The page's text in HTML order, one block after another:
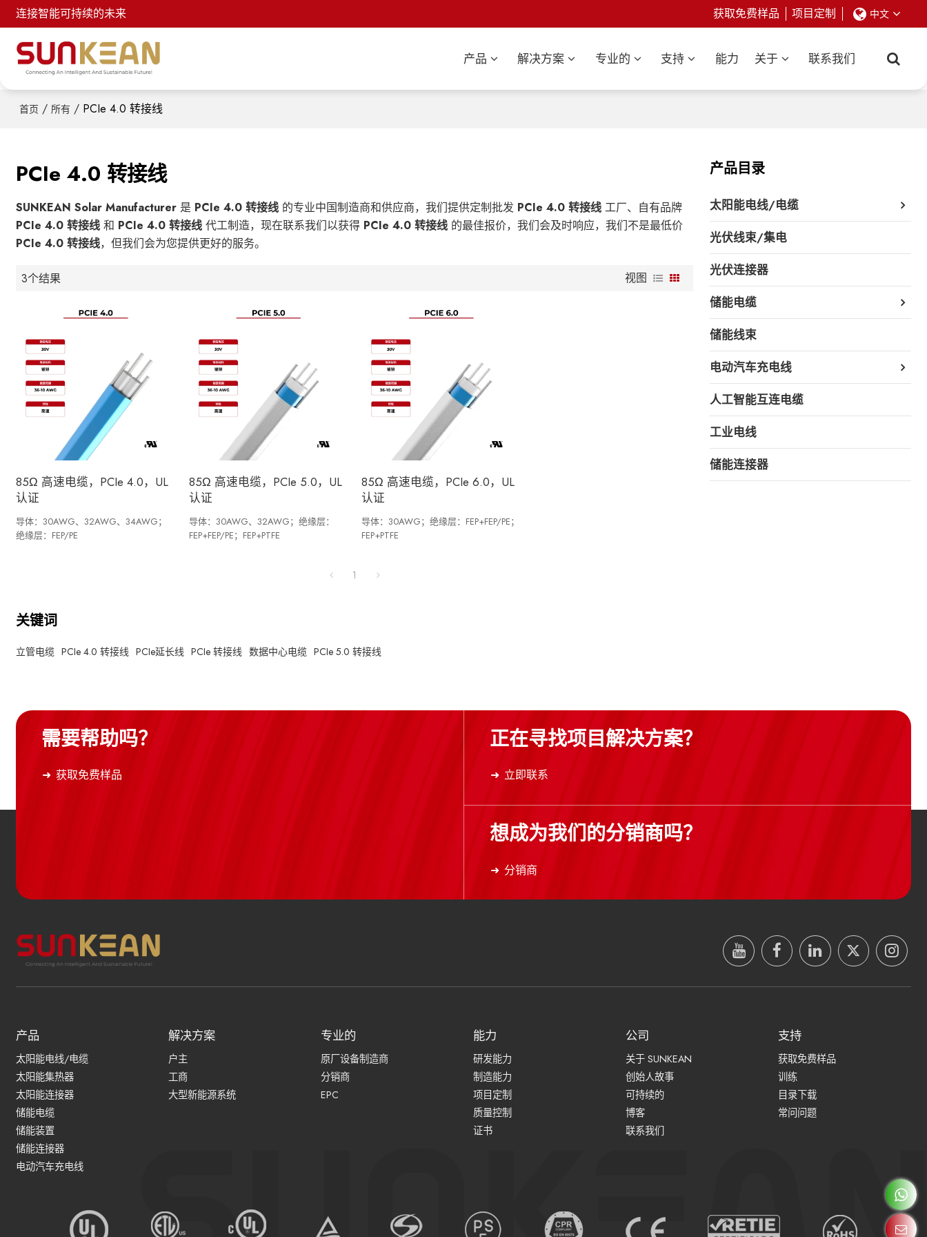
连接智能可持续的未来 获取免费样品 项目定制 中文
产品 解决方案 专业的 支持 能力 关于 联系我们
首页 / 所有 / PCIe 4.0 转接线
PCIe 4.0 转接线
SUNKEAN Solar Manufacturer 是 PCIe 4.0 转接线 的专业中国制造商和供应商，我们提供定制批发 PCIe 4.0 转接线 工厂、自有品牌
PCIe 4.0 转接线 和 PCIe 4.0 转接线 代工制造，现在联系我们以获得 PCIe 4.0 转接线 的最佳报价，我们会及时响应，我们不是最低价
PCIe 4.0 转接线，但我们会为您提供更好的服务。
3个结果 视图
85Ω 高速电缆，PCIe 4.0，UL
认证
导体：30AWG、32AWG、34AWG；
绝缘层：FEP/PE
85Ω 高速电缆，PCIe 5.0，UL
认证
导体：30AWG、32AWG；绝缘层：
FEP+FEP/PE；FEP+PTFE
85Ω 高速电缆，PCIe 6.0，UL
认证
导体：30AWG；绝缘层：FEP+FEP/PE；
FEP+PTFE
1
关键词
立管电缆 PCIe 4.0 转接线 PCIe延长线 PCIe 转接线 数据中心电缆 PCIe 5.0 转接线
产品目录
太阳能电线/电缆
光伏线束/集电
光伏连接器
储能电缆
储能线束
电动汽车充电线
人工智能互连电缆
工业电线
储能连接器
需要帮助吗？
获取免费样品
正在寻找项目解决方案？
立即联系
想成为我们的分销商吗？
分销商
产品
太阳能电线/电缆
太阳能集热器
太阳能连接器
储能电缆
储能装置
储能连接器
电动汽车充电线
解决方案
户主
工商
大型新能源系统
专业的
原厂设备制造商
分销商
EPC
能力
研发能力
制造能力
项目定制
质量控制
证书
公司
关于 SUNKEAN
创始人故事
可持续的
博客
联系我们
支持
获取免费样品
训练
目录下载
常问问题